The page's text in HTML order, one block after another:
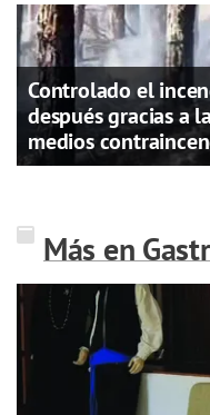
Controlado el
después gracias a
medios
Más en